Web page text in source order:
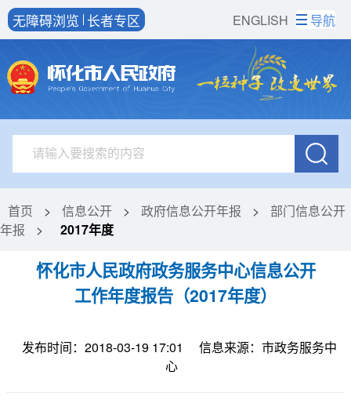
ENGLISH
无障碍浏览 长者专区 导航
首页 > 信息公开 > 政府信息公开年报 >
部门信息公开
年报
> 2017年度
怀化市人民政府政务服务中心信息公开
工作年度报告（2017年度）
发布时间：2018-03-19 17:01
信息来源：市政务服务中
心